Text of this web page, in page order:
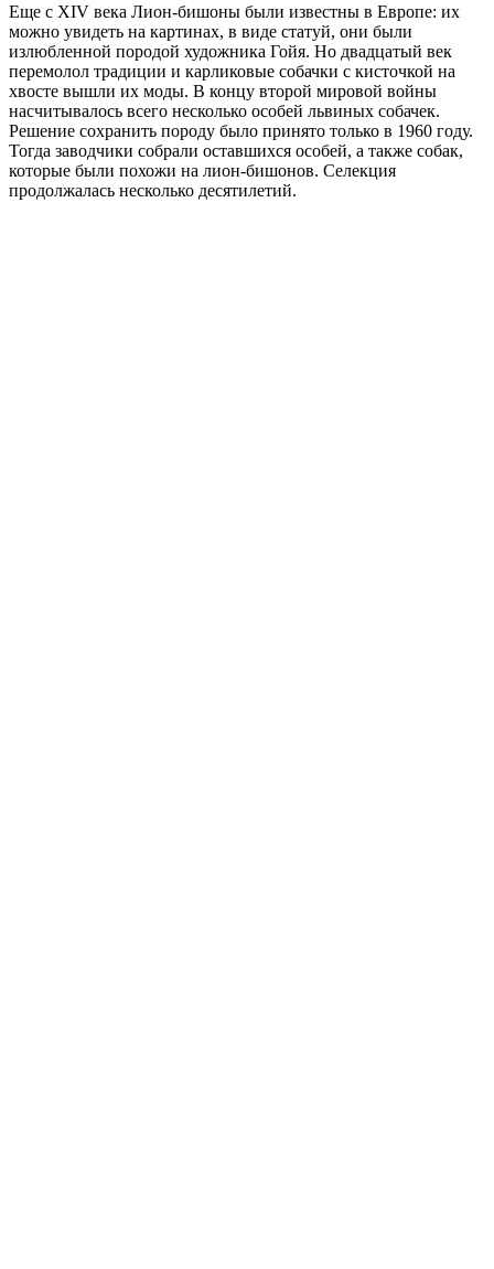
Еще с ХIV века Лион-бишоны были известны в Европе: их
можно увидеть на картинах, в виде статуй, они были
излюбленной породой художника Гойя. Но двадцатый век
перемолол традиции и карликовые собачки с кисточкой на
хвосте вышли их моды. В концу второй мировой войны
насчитывалось всего несколько особей львиных собачек.
Решение сохранить породу было принято только в 1960 году.
Тогда заводчики собрали оставшихся особей, а также собак,
которые были похожи на лион-бишонов. Селекция
продолжалась несколько десятилетий.